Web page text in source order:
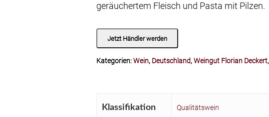
geräuchertem Fleisch und Pasta mit Pilzen.
Jetzt Händler werden
Kategorien:Wein, Deutschland,Weingut Florian Deckert,
Klassifikation Qualitätswein